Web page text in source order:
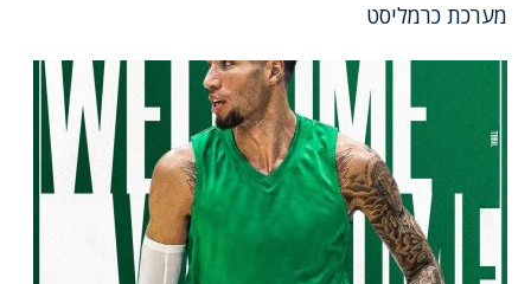
מערכת כרמליסט